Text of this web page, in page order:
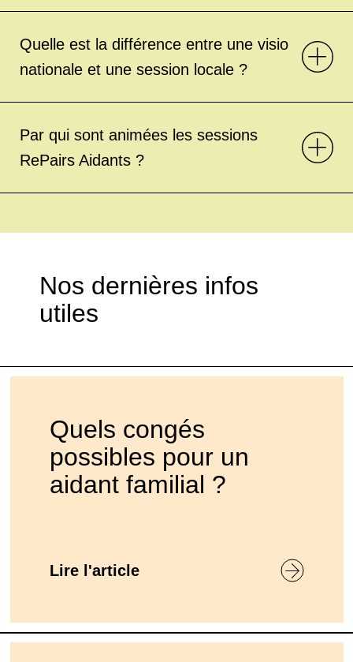
Quelle est la différence entre une visio
nationale et une session locale ?
Par qui sont animées les sessions
RePairs Aidants ?
Nos dernières infos
utiles
Quels congés
possibles pour un
aidant familial ?
Lire l'article